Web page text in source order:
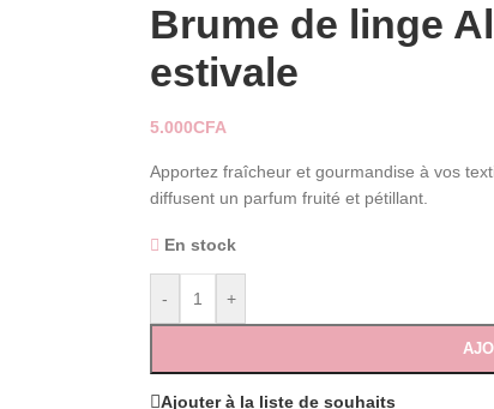
Brume de linge
estivale
5.000CFA
Apportez fraîcheur et gourmandise à vos
diffusent un parfum fruité et pétillant.
En stock
- +
Ajouter à la liste de souhaits